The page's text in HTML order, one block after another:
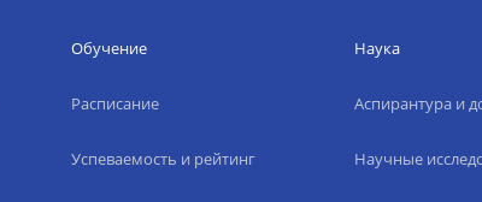
Обучение
Расписание
Успеваемость и рейтинг
Наука
Аспирантура и
Научные